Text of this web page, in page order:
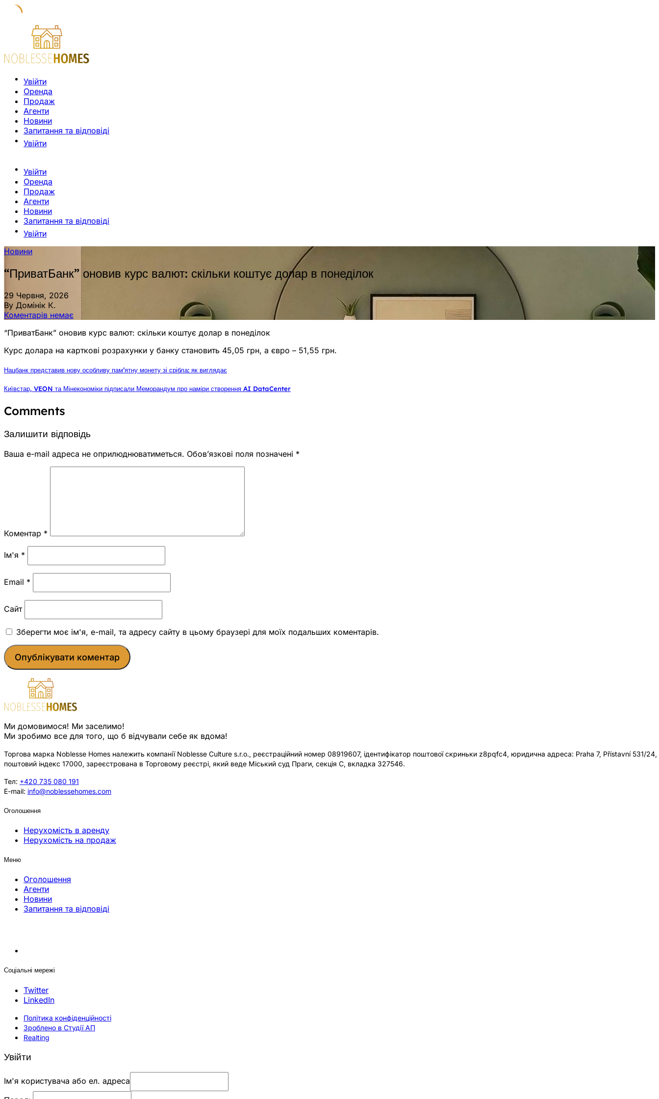
Увійти
Оренда
Продаж
Агенти
Новини
Запитання та відповіді
Увійти
Увійти
Оренда
Продаж
Агенти
Новини
Запитання та відповіді
Увійти
Новини
“ПриватБанк” оновив курс валют: скільки коштує долар в понеділок
29 Червня, 2026
By Домінік К.
Коментарів немає
“ПриватБанк” оновив курс валют: скільки коштує долар в понеділок
Курс долара на карткові розрахунки у банку становить 45,05 грн, а євро – 51,55 грн.
Нацбанк представив нову особливу пам’ятну монету зі срібла: як виглядає
Київстар, VEON та Мінекономіки підписали Меморандум про наміри створення AI DataCenter
Comments
Залишити відповідь
Ваша e-mail адреса не оприлюднюватиметься. Обов’язкові поля позначені *
Коментар *
Ім'я *
Email *
Сайт
Зберегти моє ім'я, e-mail, та адресу сайту в цьому браузері для моїх подальших коментарів.
Ми домовимося! Ми заселимо!
Ми зробимо все для того, що б відчували себе як вдома!
Торгова марка Noblesse Homes належить компанії Noblesse Culture s.r.o., реєстраційний номер 08919607, ідентифікатор поштової скриньки z8pqfc4, юридична адреса: Praha 7, Přístavní 531/24,
поштовий індекс 17000, зареєстрована в Торговому реєстрі, який веде Міський суд Праги, секція C, вкладка 327546.
Тел: +420 735 080 191
E-mail: info@noblessehomes.com
Оголошення
Нерухомість в аренду
Нерухомість на продаж
Меню
Оголошення
Агенти
Новини
Запитання та відповіді
Соціальні мережі
Twitter
LinkedIn
Політика конфіденційності
Зроблено в Студії АП
Realting
Увійти
Ім'я користувача або ел. адреса